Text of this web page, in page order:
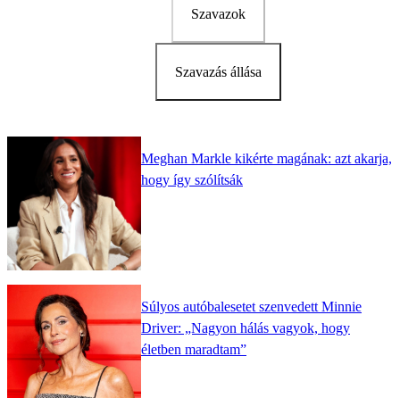
Szavazok
Szavazás állása
Meghan Markle kikérte magának: azt akarja,
hogy így szólítsák
Súlyos autóbalesetet szenvedett Minnie
Driver: „Nagyon hálás vagyok, hogy
életben maradtam”